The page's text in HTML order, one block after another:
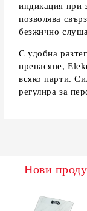
индикация при
позволява
безжично
С удобна
пренасяне,
всяко парти.
регулира за
Нови